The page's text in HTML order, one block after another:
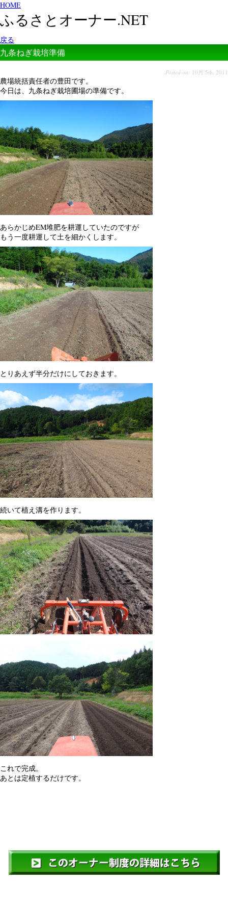
HOME
ふるさとオーナー.NET
戻る
九条ねぎ栽培準備
Posted on: 10月 5th, 2011
農場統括責任者の豊田です。
今日は、九条ねぎ栽培圃場の準備です。
あらかじめEM堆肥を耕運していたのですが
もう一度耕運して土を細かくします。
とりあえず半分だけにしておきます。
続いて植え溝を作ります。
これで完成。
あとは定植するだけです。